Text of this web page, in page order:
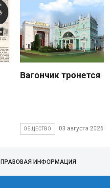
Вагончик тронется
ОБЩЕСТВО 03 августа 2026
ПРАВОВАЯ ИНФОРМАЦИЯ